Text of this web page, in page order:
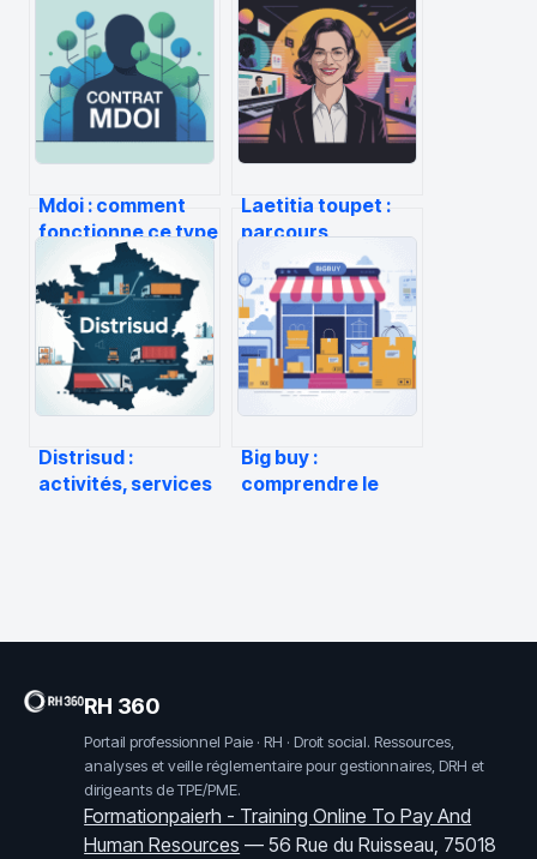
Mdoi : comment
fonctionne ce type
d’assurance et à
qui s’adresse-t-il ?
Laetitia toupet :
parcours,
fonctions et
enjeux d’influence
dans le digital
Distrisud :
activités, services
Big buy :
comprendre le
RH 360
Portail professionnel Paie · RH · Droit social. Ressources,
analyses et veille réglementaire pour gestionnaires, DRH et
dirigeants de TPE/PME.
Formationpaierh - Training Online To Pay And
Human Resources —56 Rue du Ruisseau, 75018